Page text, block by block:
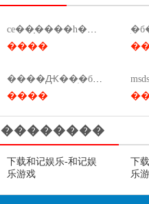
ce��֤����һ���ƕ��٣�ce��֤��װ�����ƕ��٣�
����
����Ԫ��ִ�б�׼����
����
��������
下载和记娱乐-和记娱
乐游戏
下
乐